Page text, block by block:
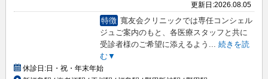
更新日:2026.08.05
特徴 寬友会クリニックでは専任コンシェル
ジュご案内のもと、各医療スタッフと共に
受診者様のご希望に添えるよう
続きを読
む▼
休診日:日・祝・年末年始